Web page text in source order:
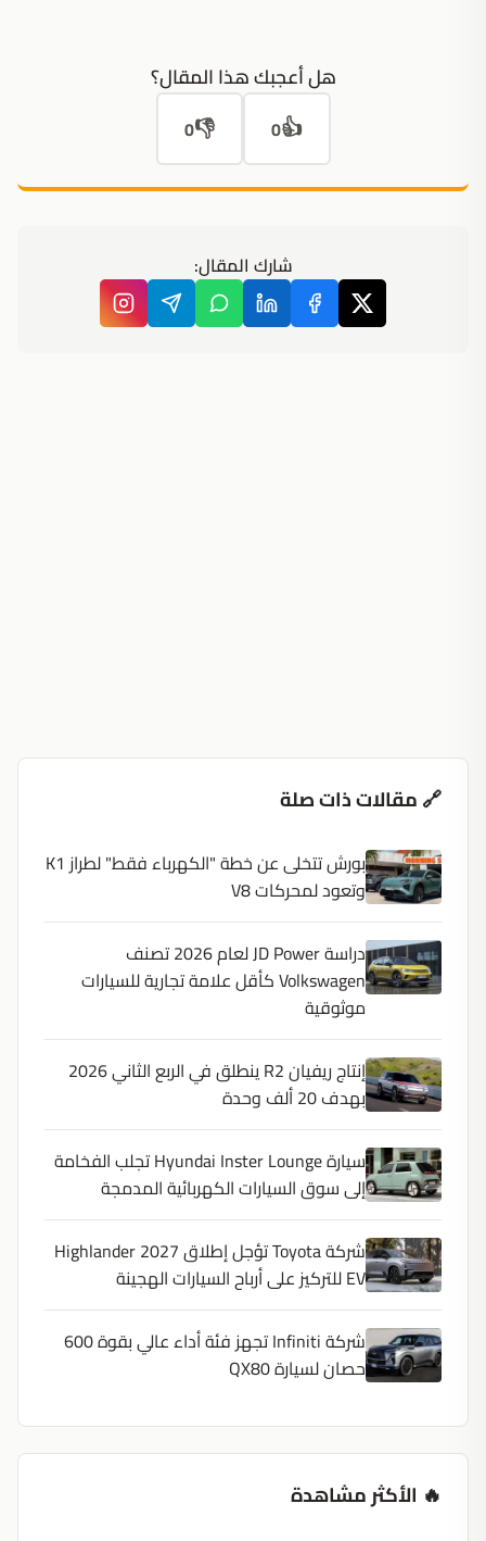
هل أعجبك هذا المقال؟
👍
0
👎
0
شارك المقال:
🔗 مقالات ذات صلة
بورش تتخلى عن خطة "الكهرباء فقط" لطراز K1
وتعود لمحركات V8
دراسة JD Power لعام 2026 تصنف
Volkswagen كأقل علامة تجارية للسيارات
موثوقية
إنتاج ريفيان R2 ينطلق في الربع الثاني 2026
بهدف 20 ألف وحدة
سيارة Hyundai Inster Lounge تجلب الفخامة
إلى سوق السيارات الكهربائية المدمجة
شركة Toyota تؤجل إطلاق 2027 Highlander
EV للتركيز على أرباح السيارات الهجينة
شركة Infiniti تجهز فئة أداء عالي بقوة 600
حصان لسيارة QX80
🔥 الأكثر مشاهدة